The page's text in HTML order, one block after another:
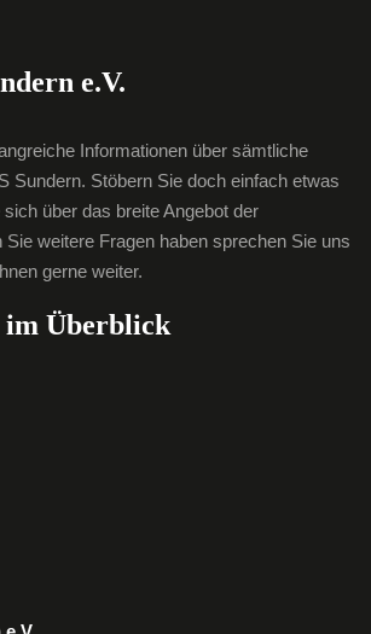
e.V.
Informationen über sämtliche
Sundern. Stöbern Sie doch einfach etwas
über das breite Angebot der
Sie weitere Fragen haben sprechen Sie uns
gerne weiter.
im Überblick